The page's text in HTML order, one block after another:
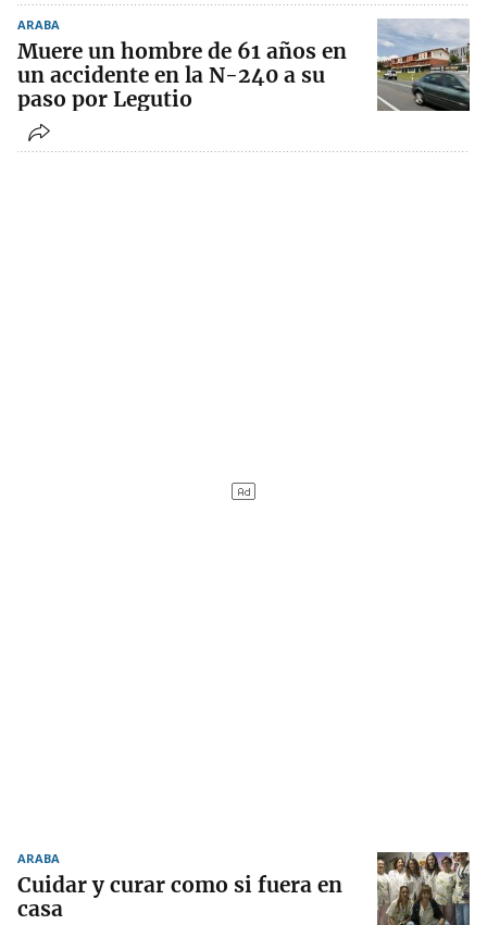
ARABA
Muere un hombre de 61 años en
un accidente en la N-240 a su
paso por Legutio
ARABA
Cuidar y curar como si fuera en
casa